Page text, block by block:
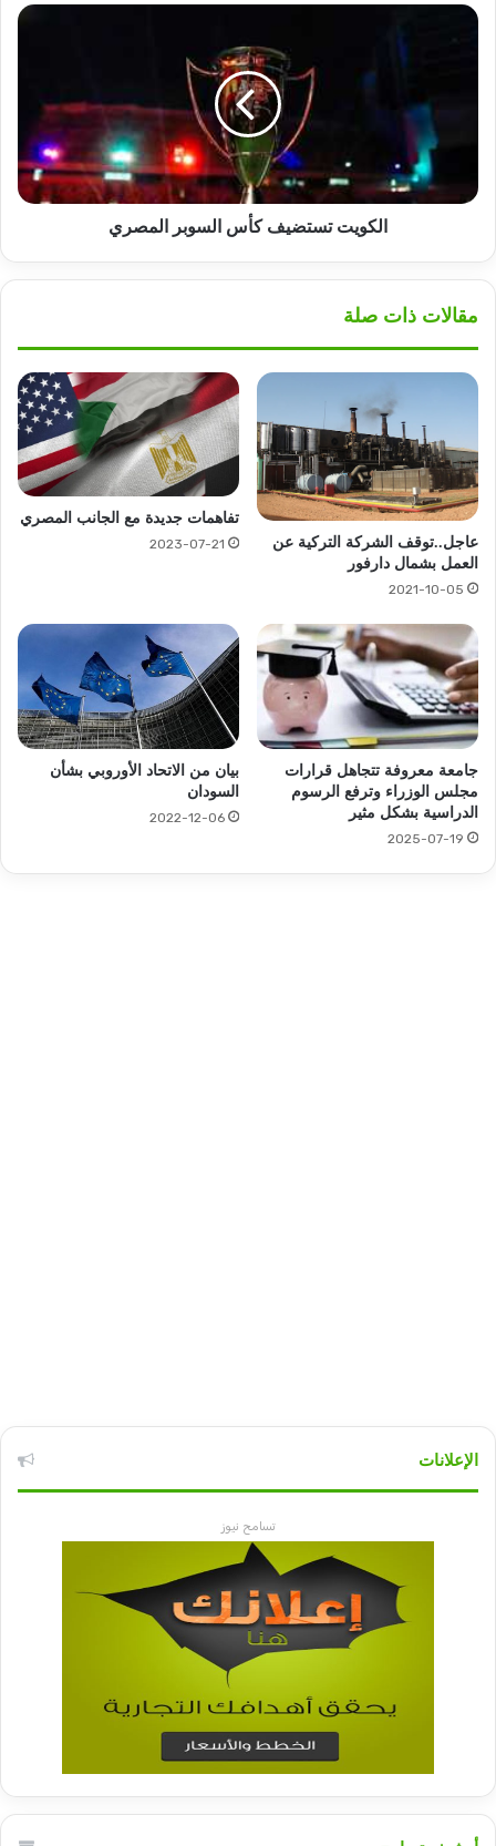
الكويت
الكويت تستضيف كأس السوبر المصري
مقالات ذات صلة
عاجل..توقف الشركة التركية عن
العمل بشمال دارفور
2021-10-05
تفاهمات جديدة مع الجانب المصري
2023-07-21
جامعة معروفة تتجاهل قرارات
مجلس الوزراء وترفع الرسوم
الدراسية بشكل مثير
2025-07-19
بيان من الاتحاد الأوروبي بشأن
السودان
2022-12-06
الإعلانات
تسامح نيوز